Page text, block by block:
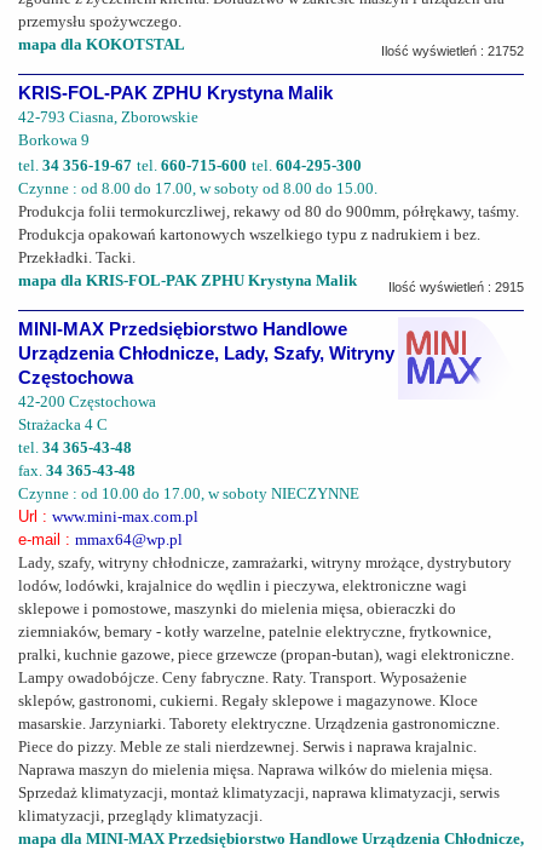
przemysłu spożywczego.
mapa dla KOKOTSTAL
Ilość wyświetleń : 21752
KRIS-FOL-PAK ZPHU Krystyna Malik
42-793 Ciasna, Zborowskie
Borkowa 9
tel. 34 356-19-67 tel. 660-715-600 tel. 604-295-300
Czynne : od 8.00 do 17.00, w soboty od 8.00 do 15.00.
Produkcja folii termokurczliwej, rekawy od 80 do 900mm, półrękawy, taśmy.
Produkcja opakowań kartonowych wszelkiego typu z nadrukiem i bez.
Przekładki. Tacki.
mapa dla KRIS-FOL-PAK ZPHU Krystyna Malik
Ilość wyświetleń : 2915
MINI-MAX Przedsiębiorstwo Handlowe
Urządzenia Chłodnicze, Lady, Szafy, Witryny
Częstochowa
42-200 Częstochowa
Strażacka 4 C
tel. 34 365-43-48
fax. 34 365-43-48
Czynne : od 10.00 do 17.00, w soboty NIECZYNNE
Url : www.mini-max.com.pl
e-mail : mmax64@wp.pl
Lady, szafy, witryny chłodnicze, zamrażarki, witryny mrożące, dystrybutory
lodów, lodówki, krajalnice do wędlin i pieczywa, elektroniczne wagi
sklepowe i pomostowe, maszynki do mielenia mięsa, obieraczki do
ziemniaków, bemary - kotły warzelne, patelnie elektryczne, frytkownice,
pralki, kuchnie gazowe, piece grzewcze (propan-butan), wagi elektroniczne.
Lampy owadobójcze. Ceny fabryczne. Raty. Transport. Wyposażenie
sklepów, gastronomi, cukierni. Regały sklepowe i magazynowe. Kloce
masarskie. Jarzyniarki. Taborety elektryczne. Urządzenia gastronomiczne.
Piece do pizzy. Meble ze stali nierdzewnej. Serwis i naprawa krajalnic.
Naprawa maszyn do mielenia mięsa. Naprawa wilków do mielenia mięsa.
Sprzedaż klimatyzacji, montaż klimatyzacji, naprawa klimatyzacji, serwis
klimatyzacji, przeglądy klimatyzacji.
mapa dla MINI-MAX Przedsiębiorstwo Handlowe Urządzenia Chłodnicze,